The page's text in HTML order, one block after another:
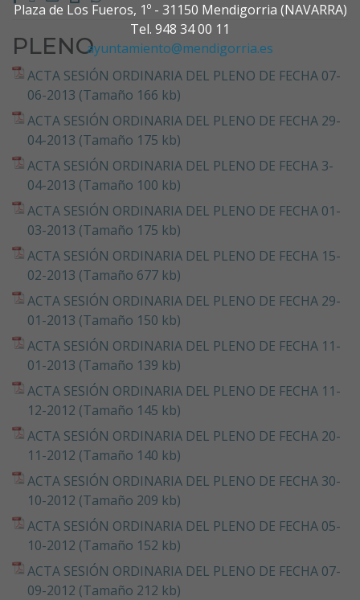
Plaza de Los Fueros, 1º - 31150 Mendigorria (NAVARRA)
Tel. 948 34 00 11
ayuntamiento@mendigorria.es
PLENO
ACTA SESIÓN ORDINARIA DEL PLENO DE FECHA 07-
06-2013 (Tamaño 166 kb)
ACTA SESIÓN ORDINARIA DEL PLENO DE FECHA 29-
04-2013 (Tamaño 175 kb)
ACTA SESIÓN ORDINARIA DEL PLENO DE FECHA 3-
04-2013 (Tamaño 100 kb)
ACTA SESIÓN ORDINARIA DEL PLENO DE FECHA 01-
03-2013 (Tamaño 175 kb)
ACTA SESIÓN ORDINARIA DEL PLENO DE FECHA 15-
02-2013 (Tamaño 677 kb)
ACTA SESIÓN ORDINARIA DEL PLENO DE FECHA 29-
01-2013 (Tamaño 150 kb)
ACTA SESIÓN ORDINARIA DEL PLENO DE FECHA 11-
01-2013 (Tamaño 139 kb)
ACTA SESIÓN ORDINARIA DEL PLENO DE FECHA 11-
12-2012 (Tamaño 145 kb)
ACTA SESIÓN ORDINARIA DEL PLENO DE FECHA 20-
11-2012 (Tamaño 140 kb)
ACTA SESIÓN ORDINARIA DEL PLENO DE FECHA 30-
10-2012 (Tamaño 209 kb)
ACTA SESIÓN ORDINARIA DEL PLENO DE FECHA 05-
10-2012 (Tamaño 152 kb)
ACTA SESIÓN ORDINARIA DEL PLENO DE FECHA 07-
09-2012 (Tamaño 212 kb)